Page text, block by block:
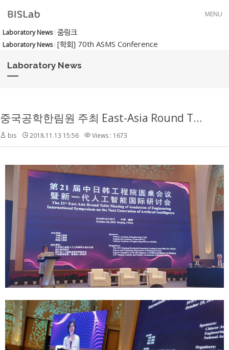
MENU
Laboratory News 줌링크
Laboratory News [학회] 70th ASMS Conference
Laboratory News
중국공학한림원 주최 East-Asia Round Table Meeting 발표
bis 2018.11.13 15:56 Views : 1673